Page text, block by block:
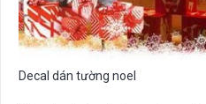
Decal dán tường noel